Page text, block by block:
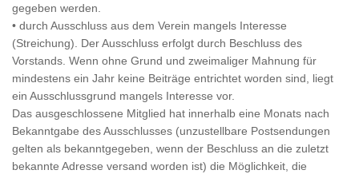
gegeben werden.
• durch Ausschluss aus dem Verein mangels Interesse
(Streichung). Der Ausschluss erfolgt durch Beschluss des
Vorstands. Wenn ohne Grund und zweimaliger Mahnung für
mindestens ein Jahr keine Beiträge entrichtet worden sind, liegt
ein Ausschlussgrund mangels Interesse vor.
Das ausgeschlossene Mitglied hat innerhalb eine Monats nach
Bekanntgabe des Ausschlusses (unzustellbare Postsendungen
gelten als bekanntgegeben, wenn der Beschluss an die zuletzt
bekannte Adresse versand worden ist) die Möglichkeit, die